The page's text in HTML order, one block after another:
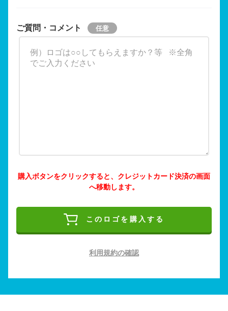
ご質問・コメント
購入ボタンをクリックすると、クレジットカード決済の画面
へ移動します。
このロゴを購入する
利用規約の確認